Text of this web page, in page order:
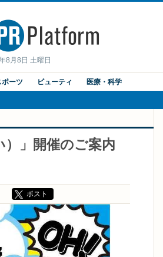
8月8日 土曜日
ポーツ ビューティ 医療・科学
）」開催のご案内
ポスト